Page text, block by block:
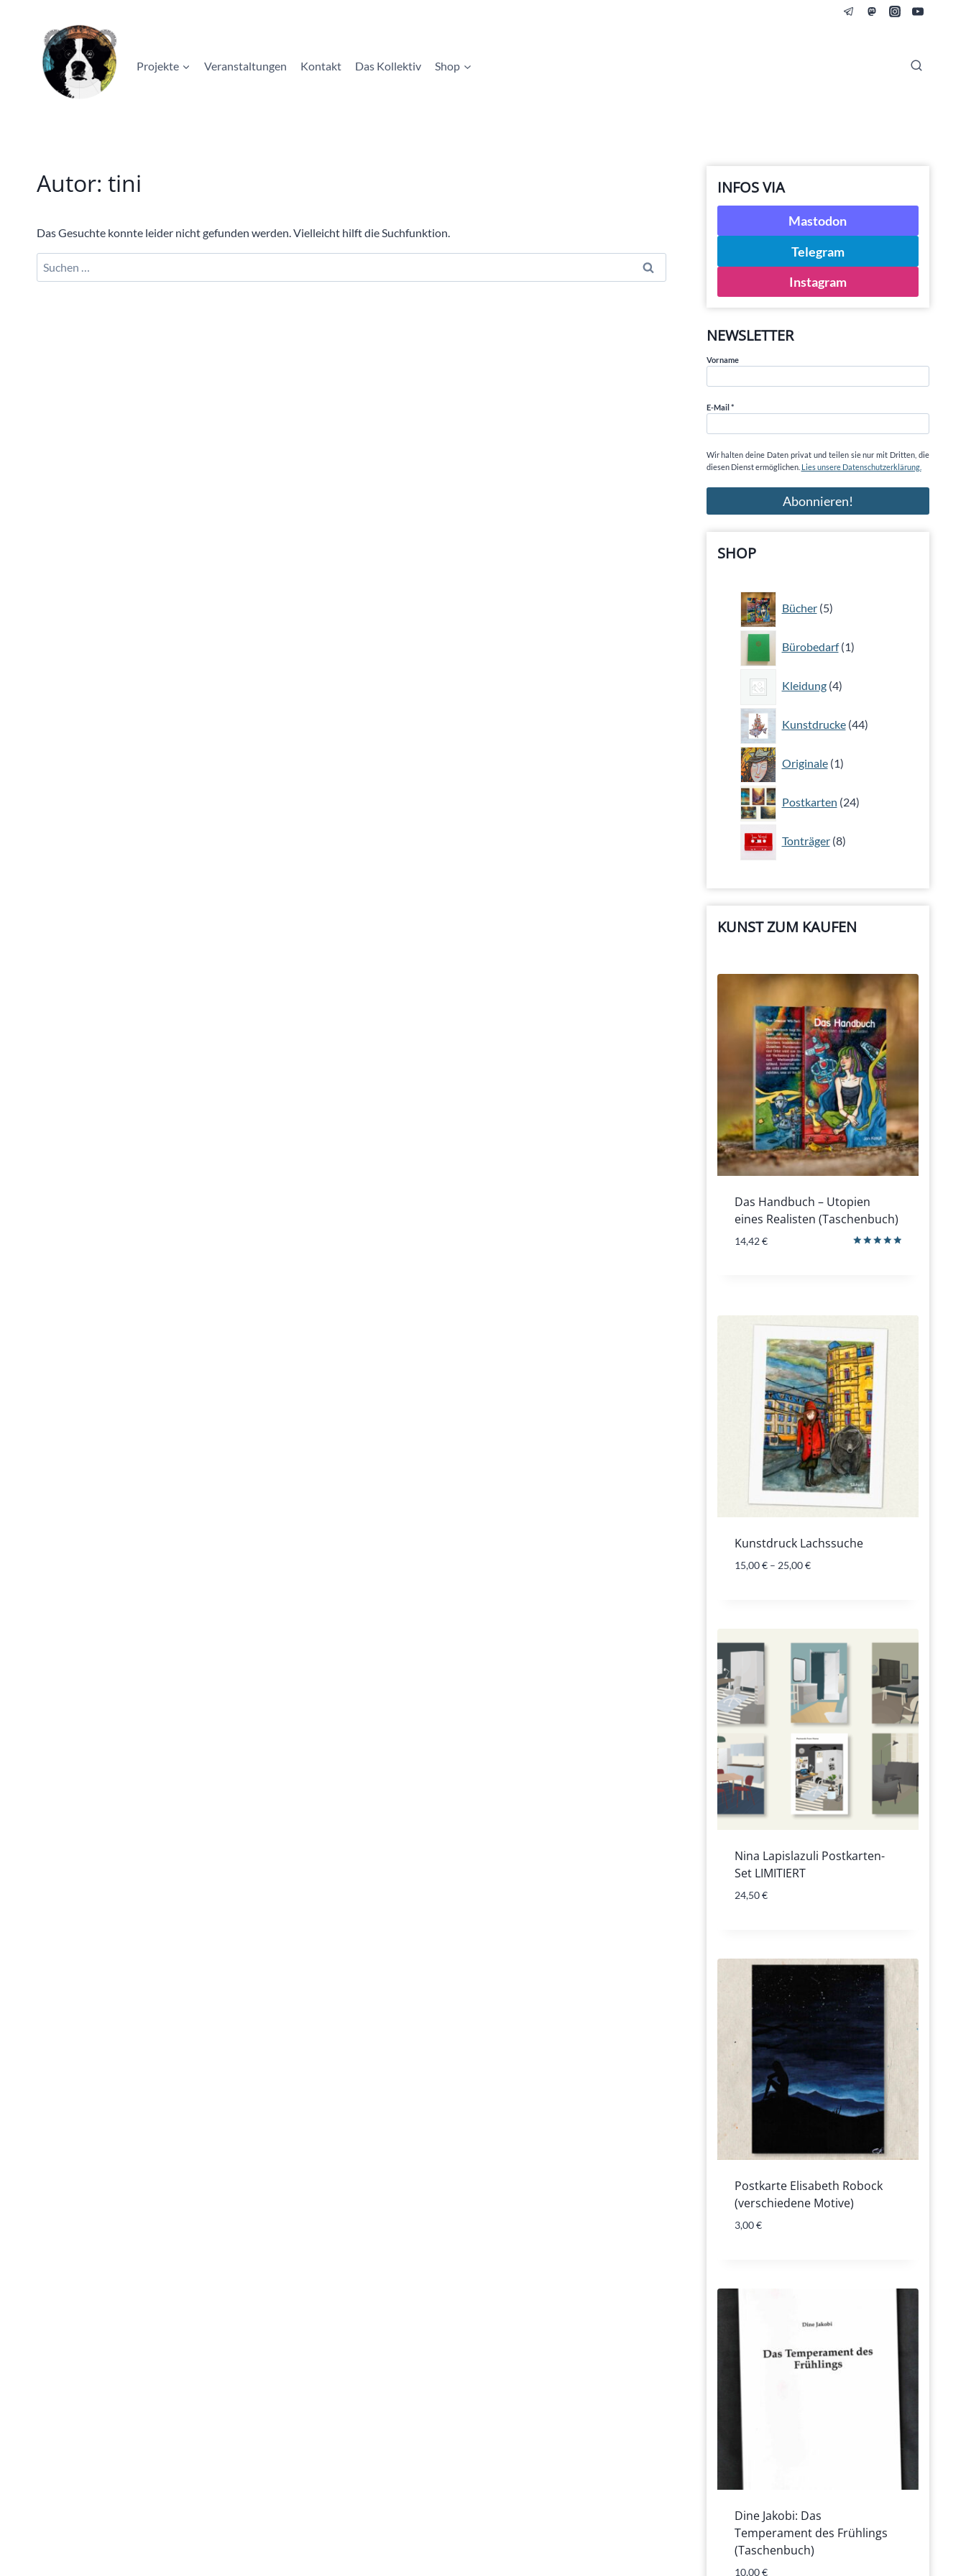
Projekte
Veranstaltungen Kontakt Das Kollektiv Shop
Autor: tini
Das Gesuchte konnte leider nicht gefunden werden. Vielleicht hilft die Suchfunktion.
Suchen
nach:
INFOS VIA
Mastodon
Telegram
Instagram
NEWSLETTER
Vorname
E-Mail *
Wir halten deine Daten privat und teilen sie nur mit Dritten, die
diesen Dienst ermöglichen. Lies unsere Datenschutzerklärung.
SHOP
Bücher 5
5
Produkte
Bürobedarf 1
1
Produkt
Kleidung 4
4
Produkte
Kunstdrucke 44
44
Produkte
Originale 1
1
Produkt
Postkarten 24
24
Produkte
Tonträger 8
8
Produkte
KUNST ZUM KAUFEN
Das Handbuch – Utopien
eines Realisten (Taschenbuch)
14,42€
Kunstdruck Lachssuche
15,00€– 25,00€
Nina Lapislazuli Postkarten-
Set LIMITIERT
24,50€
Postkarte Elisabeth Robock
(verschiedene Motive)
3,00€
Dine Jakobi: Das
Temperament des Frühlings
(Taschenbuch)
10,00€